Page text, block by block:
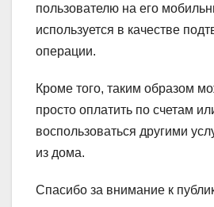
пользователю на его
используется в качестве
операции.
Кроме того, таким образом
просто оплатить по счетам
воспользоваться другими
из дома.
Спасибо за внимание к